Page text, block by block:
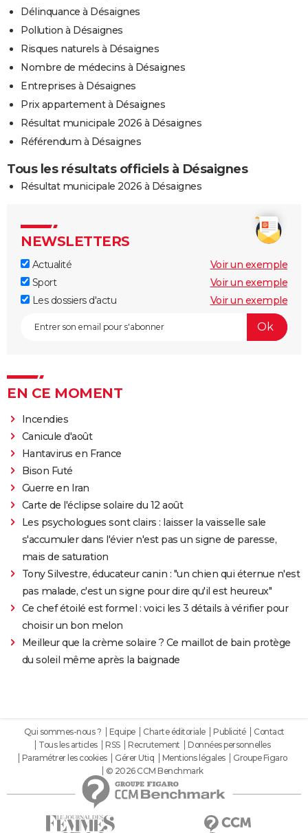
Délinquance à Désaignes
Pollution à Désaignes
Risques naturels à Désaignes
Nombre de médecins à Désaignes
Entreprises à Désaignes
Prix appartement à Désaignes
Résultat municipale 2026 à Désaignes
Référendum à Désaignes
Tous les résultats officiels à Désaignes
Résultat municipale 2026 à Désaignes
NEWSLETTERS
Actualité
Voir un exemple
Sport
Voir un exemple
Les dossiers d'actu
Voir un exemple
EN CE MOMENT
Incendies
Canicule d'août
Hantavirus en France
Bison Futé
Guerre en Iran
Carte de l'éclipse solaire du 12 août
Les psychologues sont clairs : laisser la vaisselle sale
s'accumuler dans l'évier n'est pas un signe de paresse,
mais de saturation
Tony Silvestre, éducateur canin : "un chien qui éternue n'est
pas malade, c'est un signe pour dire qu'il est heureux"
Ce chef étoilé est formel : voici les 3 détails à vérifier pour
choisir un bon melon
Meilleur que la crème solaire ? Ce maillot de bain protège
du soleil même après la baignade
Qui sommes-nous ? Equipe Charte éditoriale Publicité
Contact
Tous les articles
RSS Recrutement
Données personnelles
Paramétrer les cookies
Gérer Utiq Mentions légales
Groupe Figaro
© 2026 CCM Benchmark